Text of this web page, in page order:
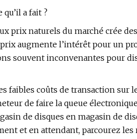
a fait ?
prix naturels du marché crée
augmente l’intérêt pour un
souvent inconvenantes pour
faibles coûts de transaction sur
de faire la queue
de disques en magasin de
et en attendant, parcourez les